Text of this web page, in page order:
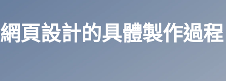
網頁設計的具體製作過程